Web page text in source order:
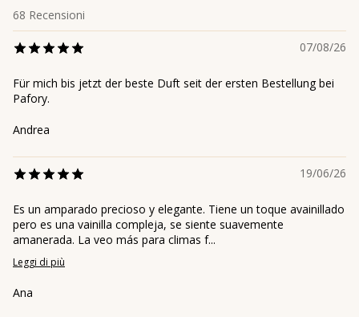
68 Recensioni
07/08/26
Für mich bis jetzt der beste Duft seit der ersten Bestellung bei
Pafory.
Andrea
19/06/26
Es un amparado precioso y elegante. Tiene un toque avainillado
pero es una vainilla compleja, se siente suavemente
amanerada. La veo más para climas f...
Leggi di più
Ana